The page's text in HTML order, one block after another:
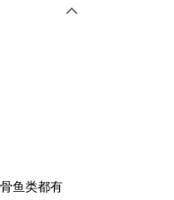
Hong
鱼类都有